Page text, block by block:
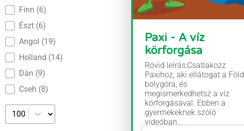
Finn (6)
Észt (6)
Angol (19)
Holland (14)
Dán (9)
Cseh (8)
Válassza ki az oldalankénti számot
Paxi - A víz
körforgása
Rövid leírás:Csatlakozz
Paxihoz, aki ellátogat a Föld
bolygóra, és
megismerkedhetsz a víz
körforgásával. Ebben a
gyermekeknek szóló
videóban...